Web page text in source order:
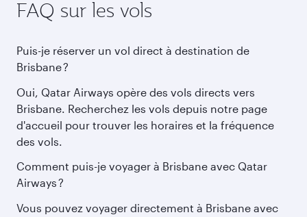
FAQ sur les vols
Puis-je réserver un vol direct à destination de
Brisbane ?
Oui, Qatar Airways opère des vols directs vers
Brisbane. Recherchez les vols depuis notre page
d'accueil pour trouver les horaires et la fréquence
des vols.
Comment puis-je voyager à Brisbane avec Qatar
Airways ?
Vous pouvez voyager directement à Brisbane avec